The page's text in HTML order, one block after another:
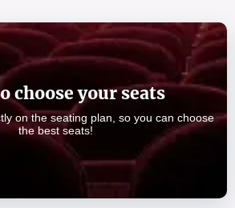
choose your seats
on the seating plan, so you can choose
the best seats!